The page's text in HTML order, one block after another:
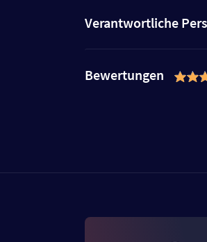
Verantwortliche
Bewertungen